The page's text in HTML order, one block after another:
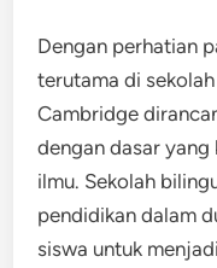
Dengan perhatian
terutama di
Cambridge
dengan dasar
ilmu. Sekolah
pendidikan dalam
siswa untuk